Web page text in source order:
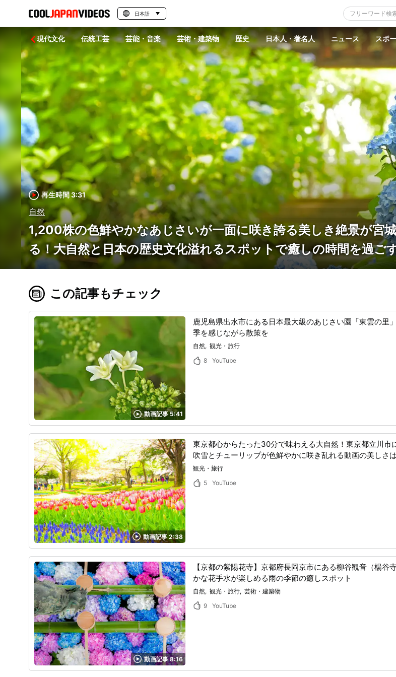
日本語 フリーワード検
現代文化 伝統工芸 芸能・音楽 芸術・建築物 歴史 日本人・著名人 ニュース スポ
再生時間 3:31
自然
1,200株の色鮮やかなあじさいが一面に咲き誇る美しき絶景が宮
る！大自然と日本の歴史文化溢れるスポットで癒しの時間を過ご
この記事もチェック
動画記事 5:41
鹿児島県出水市にある日本最大級のあじさい園「東雲の里
季を感じながら散策を
自然 観光・旅行
8
YouTube
動画記事 2:38
東京都心からたった30分で味わえる大自然！東京都立川市
吹雪とチューリップが色鮮やかに咲き乱れる動画の美しさ
観光・旅行
5
YouTube
動画記事 8:16
【京都の紫陽花寺】京都府長岡京市にある柳谷観音（楊谷
かな花手水が楽しめる雨の季節の癒しスポット
自然 観光・旅行 芸術・建築物
9
YouTube